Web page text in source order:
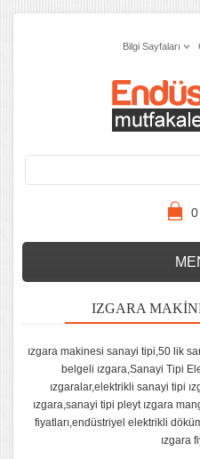
Bilgi Sayfaları
0
IZGARA
ızgara makinesi sanayi tipi,50 lik
belgeli ızgara,Sanayi Tipi
ızgaralar,elektrikli sanayi tipi
ızgara,sanayi tipi pleyt ızgara
fiyatları,endüstriyel elektrikli
ızgara